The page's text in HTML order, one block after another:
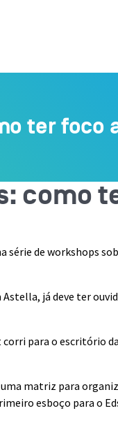
ter foco
como
série de workshops
já deve ter
para o escritório
matriz para
esboço para o